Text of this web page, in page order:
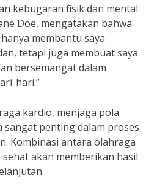
kebugaran fisik dan mental.
Doe, mengatakan bahwa
membantu saya
tetapi juga membuat saya
bersemangat dalam
hari.”
kardio, menjaga pola
sangat penting dalam proses
Kombinasi antara olahraga
akan memberikan hasil